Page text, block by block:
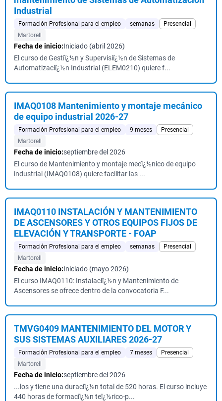
Industrial
Formación Profesional para el empleo semanas
Presencial
Martorell
Fecha de inicio:Iniciado (abril 2026)
El curso de Gestiï¿½n y Supervisiï¿½n de Sistemas de
Automatizaciï¿½n Industrial (ELEM0210) quiere f...
IMAQ0108 Mantenimiento y montaje mecánico
de equipo industrial 2026-27
Formación Profesional para el empleo 9 meses
Presencial
Martorell
Fecha de inicio:septiembre del 2026
El curso de Mantenimiento y montaje mecï¿½nico de equipo
industrial (IMAQ0108) quiere facilitar las ...
IMAQ0110 INSTALACIÓN Y MANTENIMIENTO
DE ASCENSORES Y OTROS EQUIPOS FIJOS DE
ELEVACIÓN Y TRANSPORTE - FOAP
Formación Profesional para el empleo semanas
Presencial
Martorell
Fecha de inicio:Iniciado (mayo 2026)
El curso IMAQ0110: Instalaciï¿½n y Mantenimiento de
Ascensores se ofrece dentro de la convocatoria F...
TMVG0409 MANTENIMIENTO DEL MOTOR Y
SUS SISTEMAS AUXILIARES 2026-27
Formación Profesional para el empleo 7 meses
Presencial
Martorell
Fecha de inicio:septiembre del 2026
...los y tiene una duraciï¿½n total de 520 horas. El curso incluye
440 horas de formaciï¿½n teï¿½rico-p...